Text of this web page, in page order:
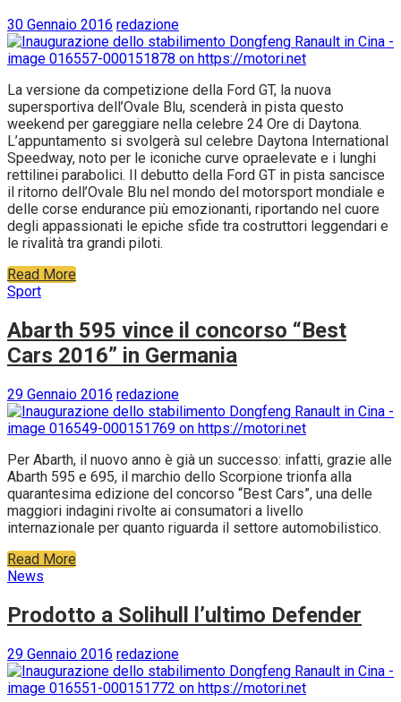
30 Gennaio 2016 redazione
La versione da competizione della Ford GT, la nuova
supersportiva dell’Ovale Blu, scenderà in pista questo
weekend per gareggiare nella celebre 24 Ore di Daytona.
L’appuntamento si svolgerà sul celebre Daytona International
Speedway, noto per le iconiche curve opraelevate e i lunghi
rettilinei parabolici. Il debutto della Ford GT in pista sancisce
il ritorno dell’Ovale Blu nel mondo del motorsport mondiale e
delle corse endurance più emozionanti, riportando nel cuore
degli appassionati le epiche sfide tra costruttori leggendari e
le rivalità tra grandi piloti.
Read More
Sport
Abarth 595 vince il concorso “Best
Cars 2016” in Germania
29 Gennaio 2016 redazione
Per Abarth, il nuovo anno è già un successo: infatti, grazie alle
Abarth 595 e 695, il marchio dello Scorpione trionfa alla
quarantesima edizione del concorso “Best Cars”, una delle
maggiori indagini rivolte ai consumatori a livello
internazionale per quanto riguarda il settore automobilistico.
Read More
News
Prodotto a Solihull l’ultimo Defender
29 Gennaio 2016 redazione